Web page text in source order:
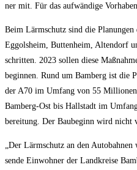
ner mit. Für das auf­wän­di­ge
Beim Lärm­schutz sind die
Eggols­heim, But­ten­heim, Alten­dorf
schrit­ten. 2023 sol­len die­se
begin­nen. Rund um Bam­berg ist die
der A70 im Umfang von 55
Bam­berg-Ost bis Hall­stadt im
be­rei­tung. Der Bau­be­ginn wird nicht
„Der Lärm­schutz an den
sen­de Ein­woh­ner der Land­krei­se